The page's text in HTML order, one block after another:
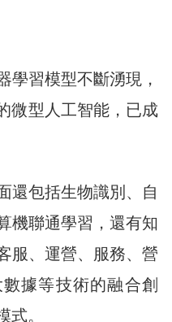
學習模型不斷湧現，
微型人工智能，已成
還包括生物識別、自
機聯通學習，還有知
服、運營、服務、營
據等技術的融合創
。